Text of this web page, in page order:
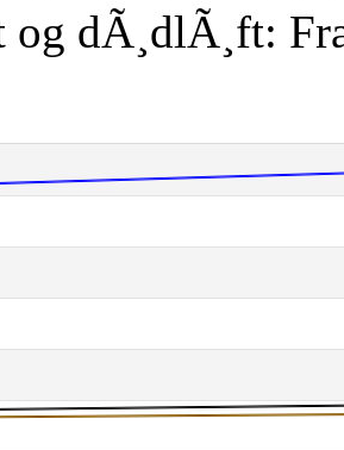
og dÃ¸dlÃ¸ft: